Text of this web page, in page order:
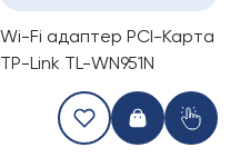
Wi-Fi адаптер PCI-Карта
TP-Link TL-WN951N